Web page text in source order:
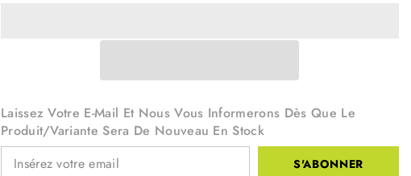
Laissez Votre E-Mail Et Nous Vous Informerons Dès Que Le
Produit/variante Sera De Nouveau En Stock
S'ABONNER